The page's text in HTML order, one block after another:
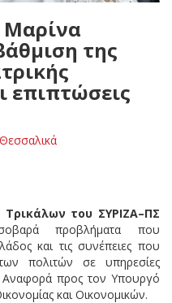
της
επιπτώσεις
Τρικάλων του ΣΥΡΙΖΑ–ΠΣ
προβλήματα που
και τις συνέπειες που
πολιτών σε υπηρεσίες
Αναφορά προς τον Υπουργό
και Οικονομικών.